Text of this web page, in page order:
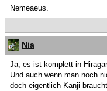
Nemeaeus.
Nia
Ja, es ist komplett in
Und auch wenn man noch
doch eigentlich Kanji